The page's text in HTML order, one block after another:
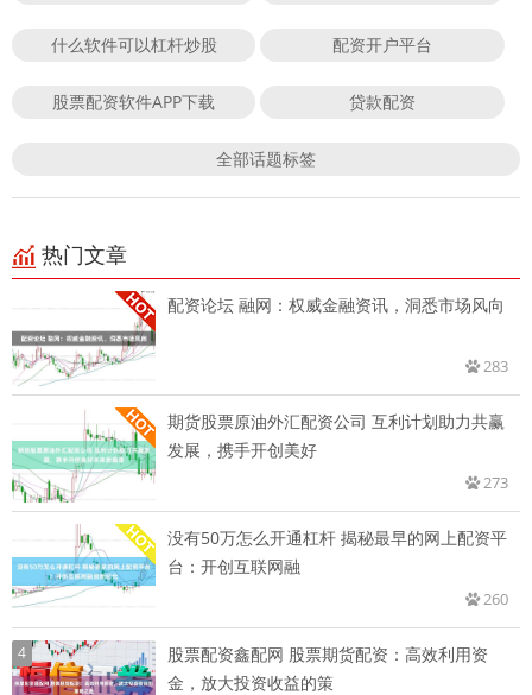
什么软件可以杠杆炒股 配资开户平台
股票配资软件APP下载 贷款配资
全部话题标签
热门文章
配资论坛 融网：权威金融资讯，洞悉市场风向
283
期货股票原油外汇配资公司 互利计划助力共赢
发展，携手开创美好
273
没有50万怎么开通杠杆 揭秘最早的网上配资平
台：开创互联网融
260
4
股票配资鑫配网 股票期货配资：高效利用资
金，放大投资收益的策